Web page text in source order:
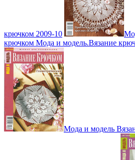
крючком 2009-10
крючком Мода и модель.Вязание
Мода и модель